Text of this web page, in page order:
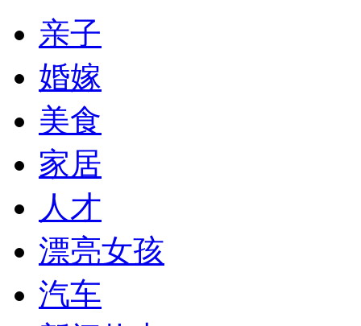
亲子
婚嫁
美食
家居
人才
漂亮女孩
汽车